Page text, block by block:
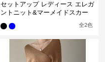
セットアップ レディース エレガ
ントニット&マーメイドスカー
全2色